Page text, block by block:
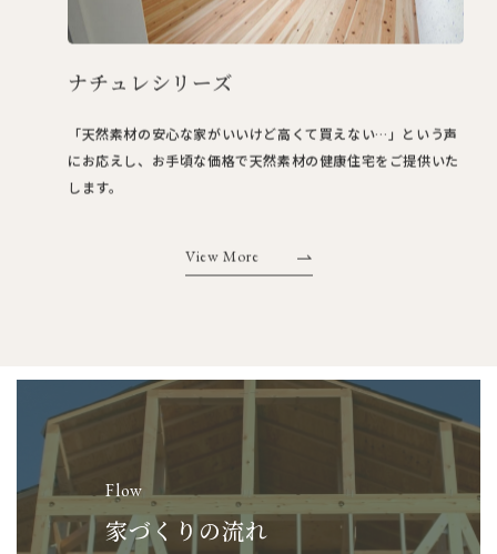
ナチュレシリーズ
「天然素材の安心な家がいいけど高くて買えない…」という声
にお応えし、お手頃な価格で天然素材の健康住宅をご提供いた
します。
View More
Flow
家づくりの流れ